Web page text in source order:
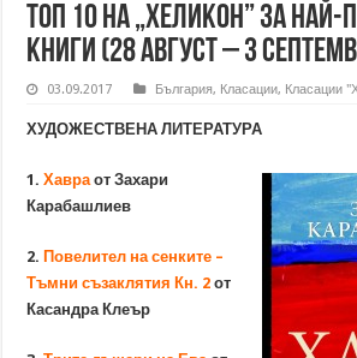
Топ 10 на „Хеликон” за
книги (28 август – 3
03.09.2017 България, Класации, Класации
ХУДОЖЕСТВЕНА ЛИТЕРАТУРА
1.Хавраот Захари
Карабашлиев
2. Повелител на сенките –
Тъмни съзаклятия Кн. 2от
Касандра Клеър